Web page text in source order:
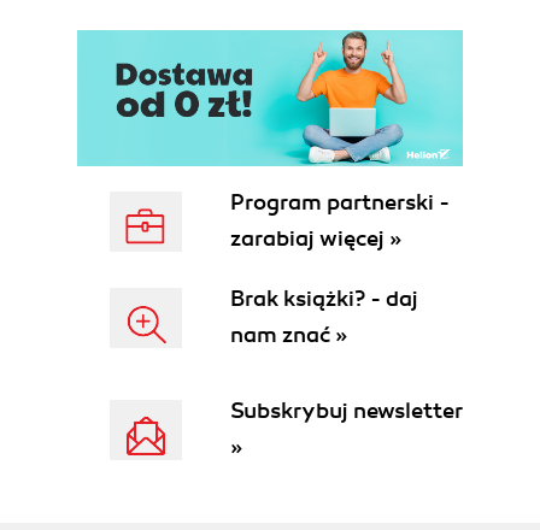
Program partnerski -
zarabiaj więcej »
Brak książki? - daj
nam znać »
Subskrybuj newsletter
»